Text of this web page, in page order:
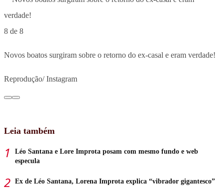
8 de 8
Novos boatos surgiram sobre o retorno do ex-casal e eram verdade!
Reprodução/ Instagram
Leia também
Léo Santana e Lore Improta posam com mesmo fundo e web
especula
Ex de Léo Santana, Lorena Improta explica “vibrador gigantesco”